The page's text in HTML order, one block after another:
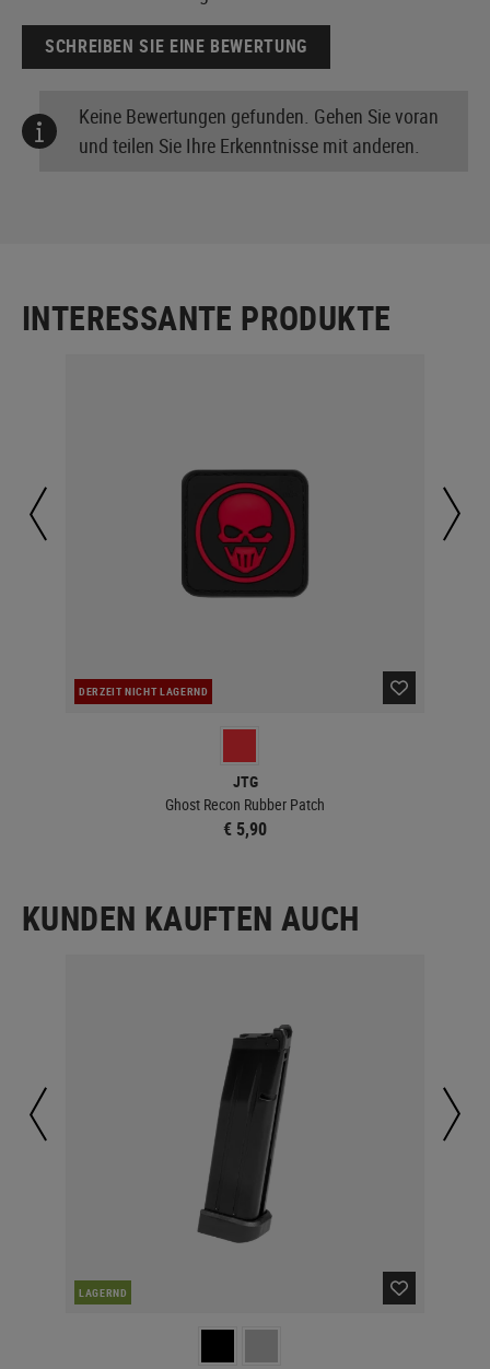
SCHREIBEN SIE EINE BEWERTUNG
Keine Bewertungen gefunden. Gehen Sie voran
und teilen Sie Ihre Erkenntnisse mit anderen.
INTERESSANTE PRODUKTE
DERZEIT NICHT LAGERND
JTG
Ghost Recon Rubber Patch
€ 5,90
KUNDEN KAUFTEN AUCH
LAGERND